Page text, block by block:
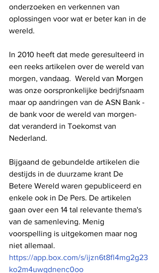
onderzoeken en verkennen van
oplossingen voor wat er beter kan in de
wereld.
In 2010 heeft dat mede geresulteerd in
een reeks artikelen over de wereld van
morgen, vandaag.  Wereld van Morgen
was onze oorspronkelijke bedrijfsnaam
maar op aandringen van de ASN Bank -
de bank voor de wereld van morgen-
dat veranderd in Toekomst van
Nederland.
Bijgaand de gebundelde artikelen die
destijds in de duurzame krant De
Betere Wereld waren gepubliceerd en
enkele ook in De Pers. De artikelen
gaan over een 14 tal relevante thema's
van de samenleving. Menig
voorspelling is uitgekomen maar nog
niet allemaal.
https://app.box.com/s/ijzn6t8fl4mg2g23
ko2m4uwgdnenc0oo